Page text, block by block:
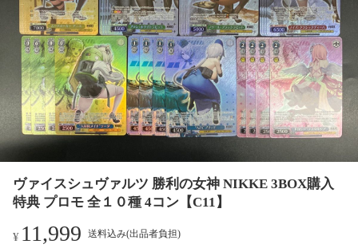
ヴァイスシュヴァルツ 勝利の女神 NIKKE 3BOX購入
特典 プロモ 全１０種 4コン【C11】
¥ 11,999 送料込み(出品者負担)